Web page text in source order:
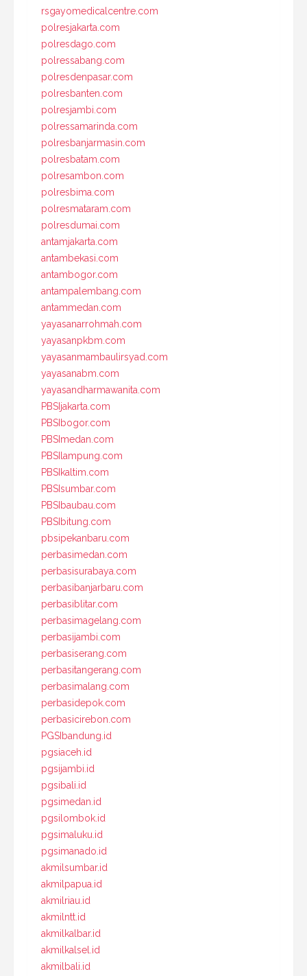
rsgayomedicalcentre.com
polresjakarta.com
polresdago.com
polressabang.com
polresdenpasar.com
polresbanten.com
polresjambi.com
polressamarinda.com
polresbanjarmasin.com
polresbatam.com
polresambon.com
polresbima.com
polresmataram.com
polresdumai.com
antamjakarta.com
antambekasi.com
antambogor.com
antampalembang.com
antammedan.com
yayasanarrohmah.com
yayasanpkbm.com
yayasanmambaulirsyad.com
yayasanabm.com
yayasandharmawanita.com
PBSIjakarta.com
PBSIbogor.com
PBSImedan.com
PBSIlampung.com
PBSIkaltim.com
PBSIsumbar.com
PBSIbaubau.com
PBSIbitung.com
pbsipekanbaru.com
perbasimedan.com
perbasisurabaya.com
perbasibanjarbaru.com
perbasiblitar.com
perbasimagelang.com
perbasijambi.com
perbasiserang.com
perbasitangerang.com
perbasimalang.com
perbasidepok.com
perbasicirebon.com
PGSIbandung.id
pgsiaceh.id
pgsijambi.id
pgsibali.id
pgsimedan.id
pgsilombok.id
pgsimaluku.id
pgsimanado.id
akmilsumbar.id
akmilpapua.id
akmilriau.id
akmilntt.id
akmilkalbar.id
akmilkalsel.id
akmilbali.id